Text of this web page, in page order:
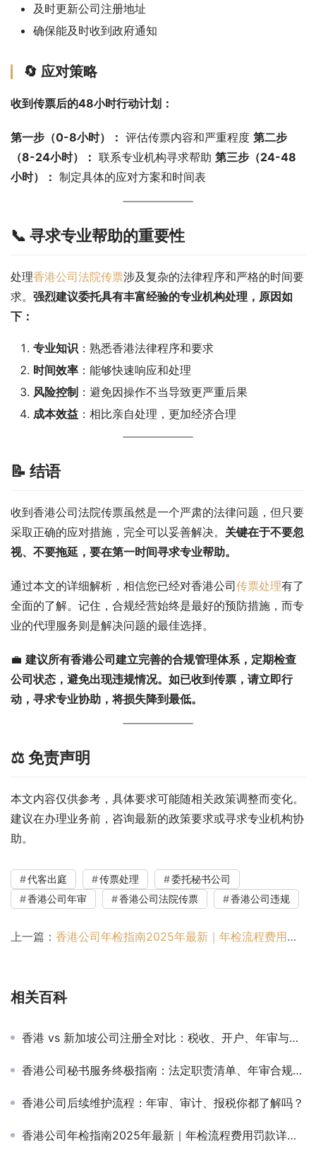
及时更新公司注册地址
确保能及时收到政府通知
🔄 应对策略
收到传票后的48小时行动计划：
第一步（0-8小时）： 评估传票内容和严重程度 第二步
（8-24小时）： 联系专业机构寻求帮助 第三步（24-48
小时）： 制定具体的应对方案和时间表
📞 寻求专业帮助的重要性
处理香港公司法院传票涉及复杂的法律程序和严格的时间要
求。 强烈建议委托具有丰富经验的专业机构处理，原因如
下：
专业知识 ：熟悉香港法律程序和要求
时间效率 ：能够快速响应和处理
风险控制 ：避免因操作不当导致更严重后果
成本效益 ：相比亲自处理，更加经济合理
📝 结语
收到香港公司法院传票虽然是一个严肃的法律问题，但只要
采取正确的应对措施，完全可以妥善解决。 关键在于不要忽
视、不要拖延，要在第一时间寻求专业帮助。
通过本文的详细解析，相信您已经对香港公司传票处理有了
全面的了解。记住，合规经营始终是最好的预防措施，而专
业的代理服务则是解决问题的最佳选择。
💼 建议所有香港公司建立完善的合规管理体系，定期检查
公司状态，避免出现违规情况。如已收到传票，请立即行
动，寻求专业协助，将损失降到最低。
⚖️ 免责声明
本文内容仅供参考，具体要求可能随相关政策调整而变化。
建议在办理业务前，咨询最新的政策要求或寻求专业机构协
助。
代客出庭 传票处理
委托秘书公司
香港公司年审
香港公司法院传票 香港公司违规
上一篇： 香港公司年检指南2025年最新｜年检流程费用罚款详解【万字长文解析】
相关百科
香港 vs 新加坡公司注册全对比：税收、开户、年审与维护成本分析
香港公司秘书服务终极指南：法定职责清单、年审合规流程与远程秘书解决方案
香港公司后续维护流程：年审、审计、报税你都了解吗？
香港公司年检指南2025年最新｜年检流程费用罚款详解【万字长文解析】